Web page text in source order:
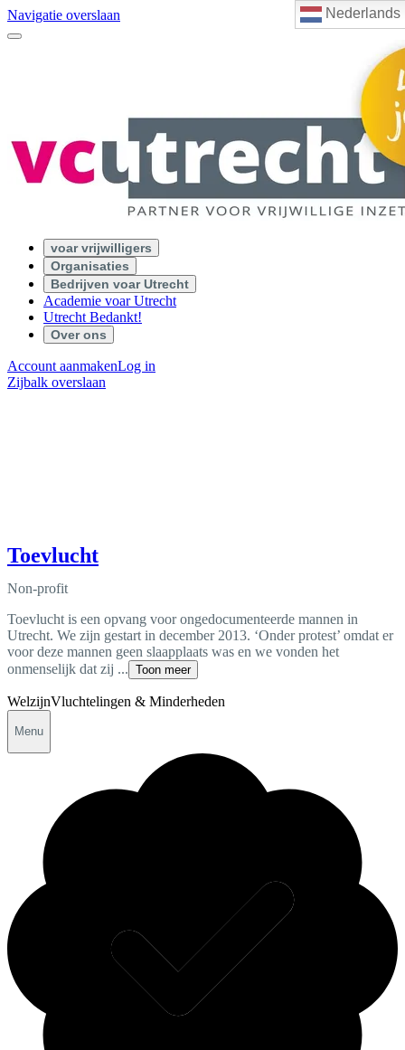
Nederlands
Navigatie overslaan
voar vrijwilligers
Organisaties
Bedrijven voar Utrecht
Academie voar Utrecht
Utrecht Bedankt!
Over ons
Account aanmakenLog in
Zijbalk overslaan
Toevlucht
Non-profit
Toevlucht is een opvang voor ongedocumenteerde mannen in
Utrecht. We zijn gestart in december 2013. ‘Onder protest’ omdat er
voor deze mannen geen slaapplaats was en we vonden het
onmenselijk dat zij ... Toon meer
WelzijnVluchtelingen & Minderheden
Menu